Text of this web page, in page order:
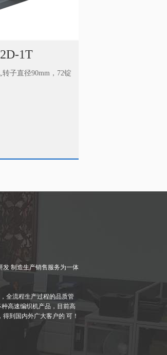
1T
子直径90mm，80锭
制造生产销售服务为一体
全流程生产过程的品质管
高速编织机产品，目前高
到国内外广大客户的 可！